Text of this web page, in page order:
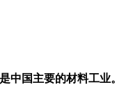
国主要的材料工业。